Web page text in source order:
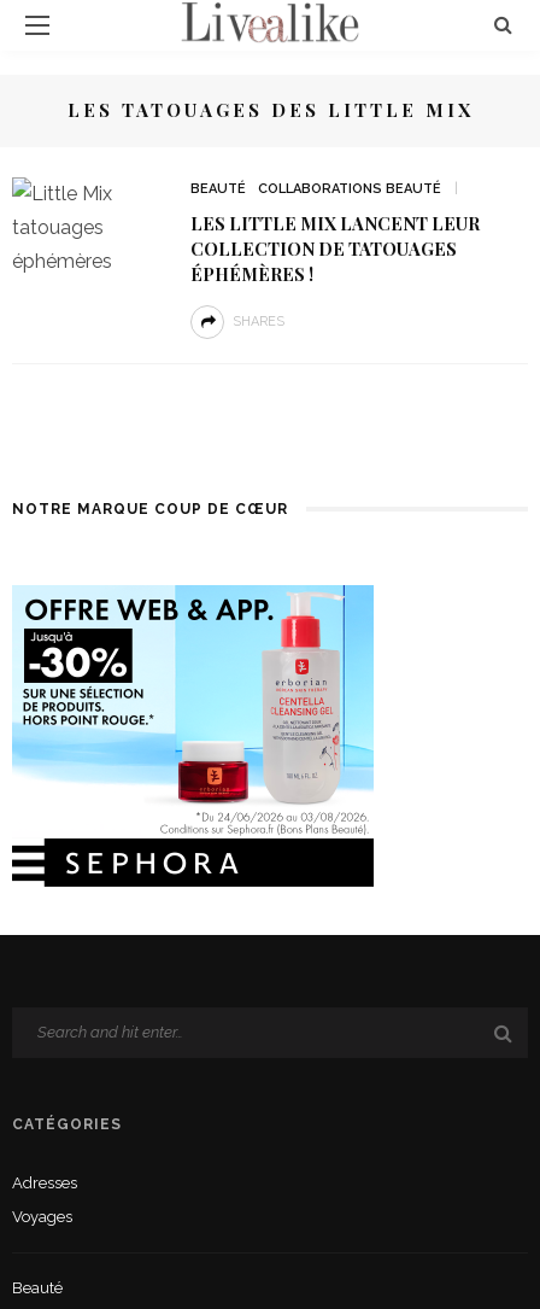
LES TATOUAGES DES LITTLE MIX
BEAUTÉ COLLABORATIONS BEAUTÉ
LES LITTLE MIX LANCENT LEUR
COLLECTION DE TATOUAGES
ÉPHÉMÈRES !
SHARES
NOTRE MARQUE COUP DE CŒUR
CATÉGORIES
Adresses
Voyages
Beauté